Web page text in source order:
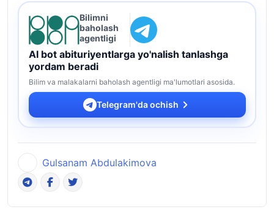
Bilimni
baholash
agentligi
AI bot abituriyentlarga yo'nalish tanlashga
yordam beradi
Bilim va malakalarni baholash agentligi ma'lumotlari asosida.
Telegram'da ochish
Gulsanam Abdulakimova